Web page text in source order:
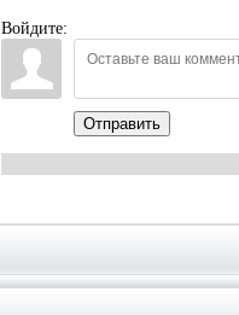
Войдите:
Отправить